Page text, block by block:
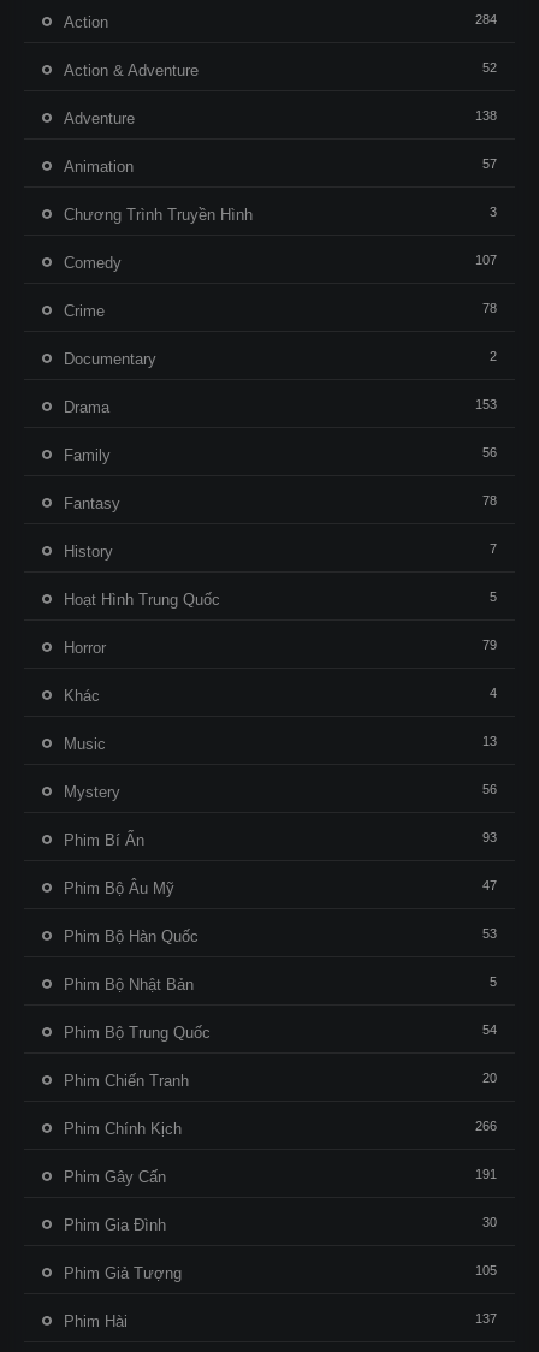
Action 284
Action & Adventure 52
Adventure 138
Animation 57
Chương Trình Truyền Hình 3
Comedy 107
Crime 78
Documentary 2
Drama 153
Family 56
Fantasy 78
History 7
Hoạt Hình Trung Quốc 5
Horror 79
Khác 4
Music 13
Mystery 56
Phim Bí Ẩn 93
Phim Bộ Âu Mỹ 47
Phim Bộ Hàn Quốc 53
Phim Bộ Nhật Bản 5
Phim Bộ Trung Quốc 54
Phim Chiến Tranh 20
Phim Chính Kịch 266
Phim Gây Cấn 191
Phim Gia Đình 30
Phim Giả Tượng 105
Phim Hài 137